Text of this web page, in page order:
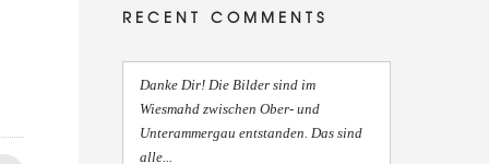
RECENT COMMENTS
Danke Dir! Die Bilder sind im
Wiesmahd zwischen Ober- und
Unterammergau entstanden. Das sind
alle...